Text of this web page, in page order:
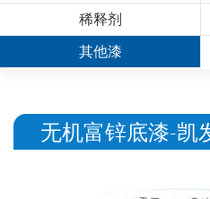
稀释剂
其他漆
无机富锌底漆-凯